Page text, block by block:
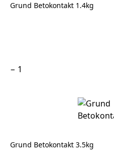
Grund Betokontakt 1.4kg
−
Grund Betokontakt 3.5kg